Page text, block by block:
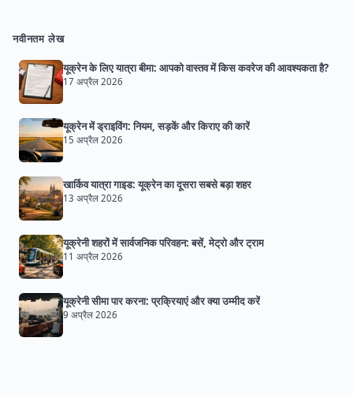
नवीनतम लेख
यूक्रेन के लिए यात्रा बीमा: आपको वास्तव में किस कवरेज की आवश्यकता है?
17 अप्रैल 2026
यूक्रेन में ड्राइविंग: नियम, सड़कें और किराए की कारें
15 अप्रैल 2026
खार्किव यात्रा गाइड: यूक्रेन का दूसरा सबसे बड़ा शहर
13 अप्रैल 2026
यूक्रेनी शहरों में सार्वजनिक परिवहन: बसें, मेट्रो और ट्राम
11 अप्रैल 2026
यूक्रेनी सीमा पार करना: प्रक्रियाएं और क्या उम्मीद करें
9 अप्रैल 2026